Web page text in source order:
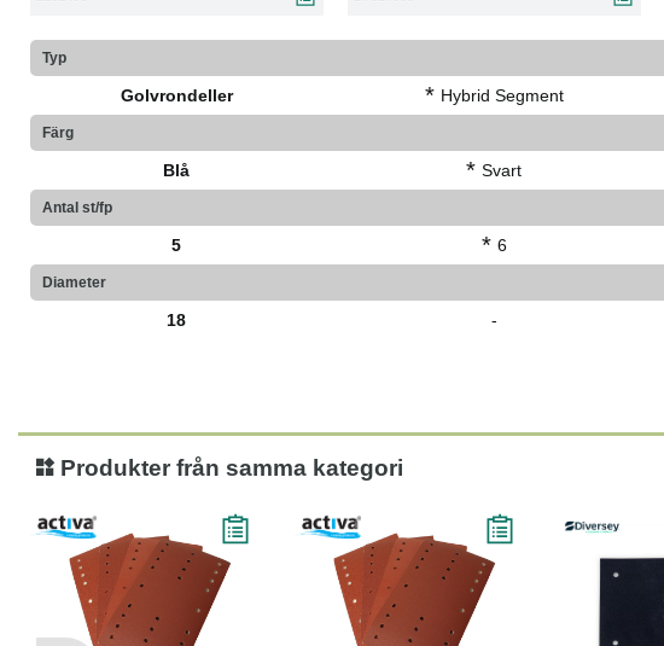
Typ
Golvrondeller * Hybrid Segment
Färg
Blå * Svart
Antal st/fp
5 * 6
Diameter
18 -
Produkter från samma kategori